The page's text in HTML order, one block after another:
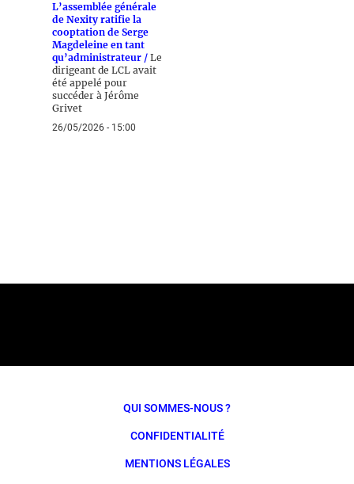
L’assemblée générale
de Nexity ratifie la
cooptation de Serge
Magdeleine en tant
qu’administrateur / Le
dirigeant de LCL avait
été appelé pour
succéder à Jérôme
Grivet
26/05/2026 - 15:00
QUI SOMMES-NOUS ?
CONFIDENTIALITÉ
MENTIONS LÉGALES